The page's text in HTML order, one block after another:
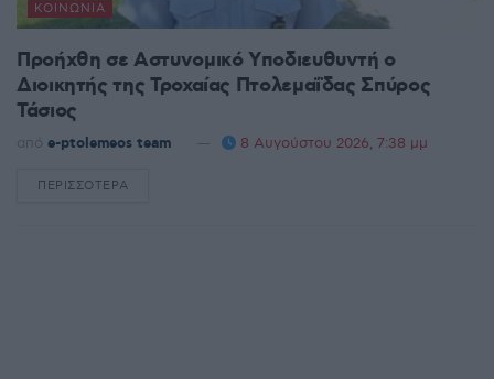
ΚΟΙΝΩΝΊΑ
Προήχθη σε Αστυνομικό Υποδιευθυντή ο
Διοικητής της Τροχαίας Πτολεμαΐδας Σπύρος
Τάσιος
από e-ptolemeos team 8 Αυγούστου 2026, 7:38 μμ
ΠΕΡΙΣΣΌΤΕΡΑ